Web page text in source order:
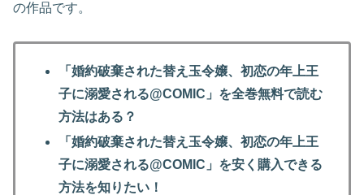
の作品です。
「婚約破棄された替え玉令嬢、初恋の年上王
子に溺愛される@COMIC」を全巻無料で読む
方法はある？
「婚約破棄された替え玉令嬢、初恋の年上王
子に溺愛される@COMIC」を安く購入できる
方法を知りたい！